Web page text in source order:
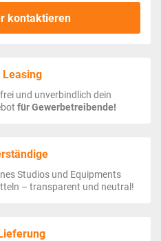
kontaktieren
Leasing
und unverbindlich dein
für Gewerbetreibende!
Studios und Equipments
– transparent und neutral!